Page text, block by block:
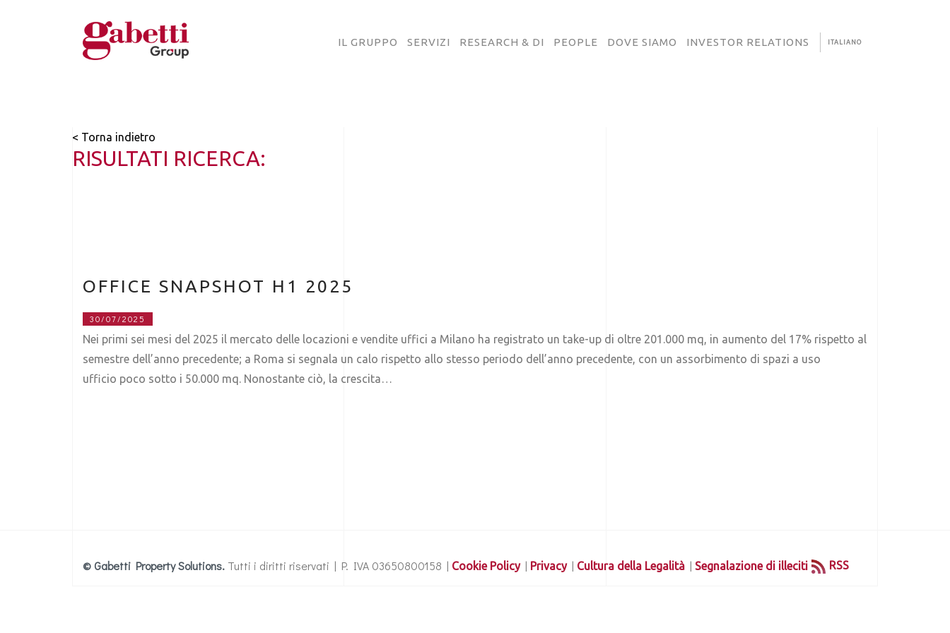
IL GRUPPO SERVIZI RESEARCH & DI PEOPLE DOVE SIAMO INVESTOR RELATIONS ITALIANO
< Torna indietro
RISULTATI RICERCA:
OFFICE SNAPSHOT H1 2025
30/07/2025
Nei primi sei mesi del 2025 il mercato delle locazioni e vendite uffici a Milano ha registrato un take-up di oltre 201.000 mq, in aumento del 17% rispetto al
semestre dell’anno precedente; a Roma si segnala un calo rispetto allo stesso periodo dell’anno precedente, con un assorbimento di spazi a uso
ufficio poco sotto i 50.000 mq. Nonostante ciò, la crescita…
© Gabetti Property Solutions. Tutti i diritti riservati | P. IVA 03650800158 | Cookie Policy| Privacy| Cultura della Legalità | Segnalazione di illeciti RSS